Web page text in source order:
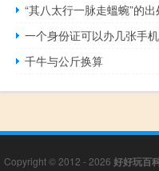
“其八太行一脉走蝹蜿”的
一个身份证可以办几张手
千牛与公斤换算
Copyright © 2012 - 2026 好好玩百